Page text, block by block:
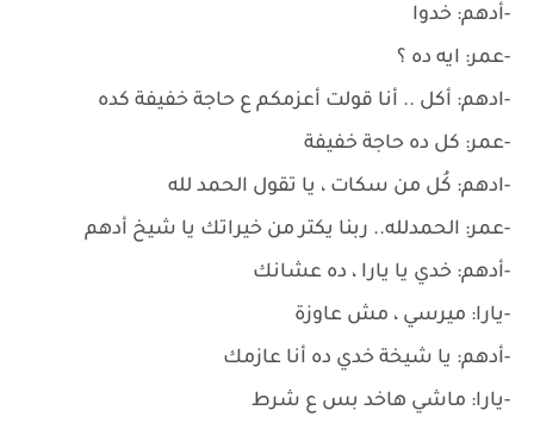
-أدهم: خدوا
-عمر: ايه ده ؟
-ادهم: أكل .. أنا قولت أعزمكم ع حاجة خفيفة كده
-عمر: كل ده حاجة خفيفة
-ادهم: كُل من سكات ، يا تقول الحمد لله
-عمر: الحمدلله.. ربنا يكتر من خيراتك يا شيخ أدهم
-أدهم: خدي يا يارا ، ده عشانك
-يارا: ميرسي ، مش عاوزة
-أدهم: يا شيخة خدي ده أنا عازمك
-يارا: ماشي هاخد بس ع شرط